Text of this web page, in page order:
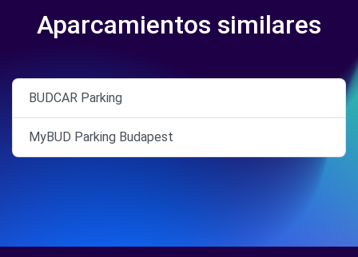
Aparcamientos similares
BUDCAR Parking
MyBUD Parking Budapest